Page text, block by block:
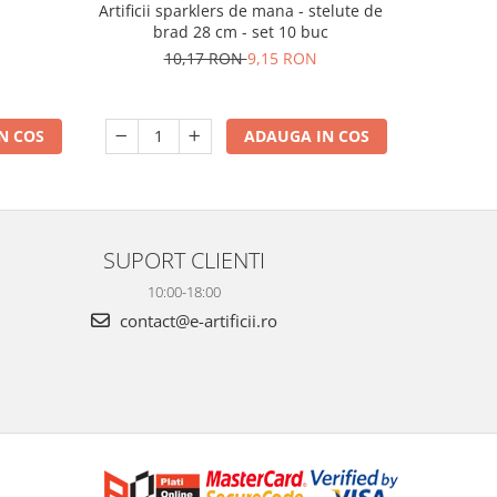
COS
Artificii sparklers de mana - stelute de
brad 28 cm - set 10 buc
10,17 RON9,15 RON
ADAUGA IN COS
SUPORT CLIENTI
10:00-18:00
contact@e-artificii.ro